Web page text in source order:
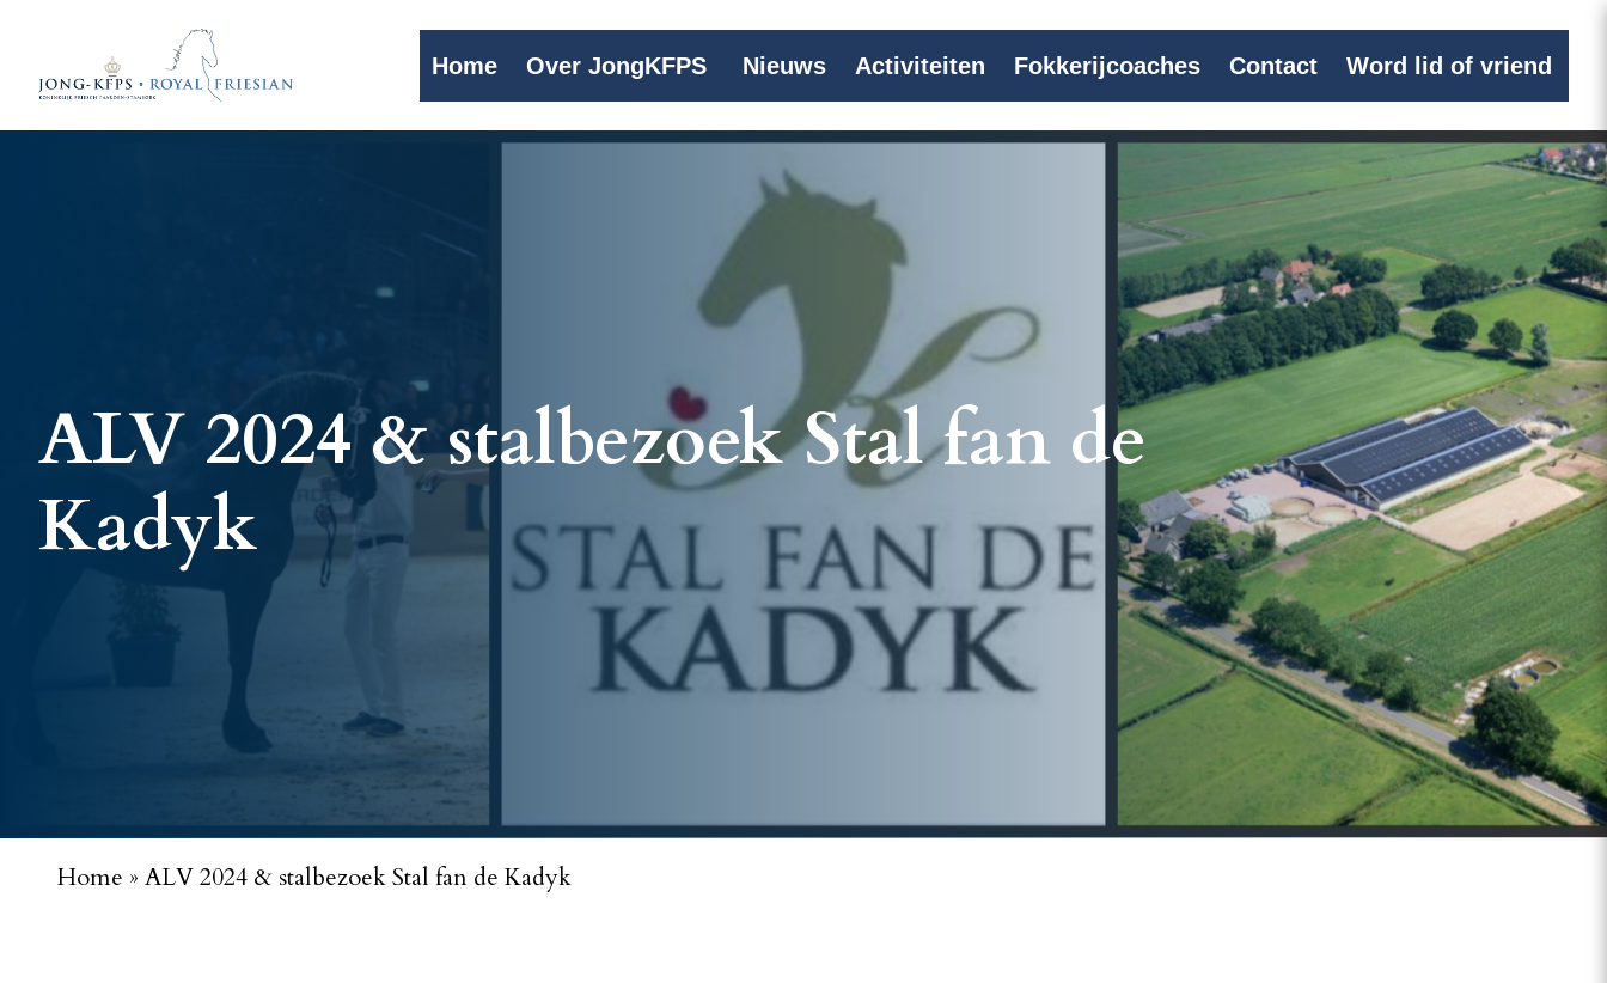
Home Over JongKFPS Nieuws Activiteiten Fokkerijcoaches Contact Word lid of vriend
ALV 2024 & stalbezoek Stal fan de
Kadyk
Home » ALV 2024 & stalbezoek Stal fan de Kadyk